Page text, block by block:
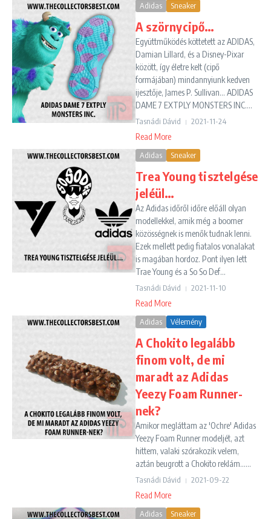
Adidas Sneaker
A szörnycipő…
Együttműködés köttetett az ADIDAS,
Damian Lillard, és a Disney-Pixar
között, így életre kelt (cipő
formájában) mindannyiunk kedven
ijesztője, James P. Sullivan... ADIDAS
DAME 7 EXTPLY MONSTERS INC....
Tasnádi Dávid 2021-11-24
Read More
Adidas Sneaker
Trea Young tisztelgése
jeléül…
Az Adidas időről időre előáll olyan
modellekkel, amik még a boomer
közösségnek is menők tudnak lenni.
Ezek mellett pedig fiatalos vonalakat
is magában hordoz. Pont ilyen lett
Trae Young és a So So Def...
Tasnádi Dávid 2021-11-10
Read More
Adidas Vélemény
A Chokito legalább
finom volt, de mi
maradt az Adidas
Yeezy Foam Runner-
nek?
Amikor megláttam az 'Ochre' Adidas
Yeezy Foam Runner modeljét, azt
hittem, valaki szórakozik velem,
aztán beugrott a Chokito reklám......
Tasnádi Dávid 2021-09-22
Read More
Adidas Sneaker